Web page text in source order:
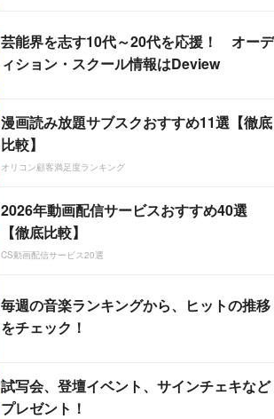
芸能界を志す10代～20代を応援！ オーデ
ィション・スクール情報はDeview
漫画読み放題サブスクおすすめ11選【徹底
比較】
オリコン顧客満足度ランキング
2026年動画配信サービスおすすめ40選
【徹底比較】
CS動画配信サービス20選
毎週の音楽ランキングから、ヒットの推移
をチェック！
試写会、登壇イベント、サインチェキなど
プレゼント！